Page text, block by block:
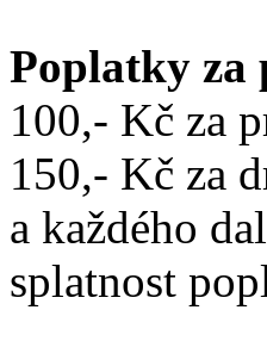
Poplatky za
100,- Kč za
150,- Kč za
a každého
splatnost